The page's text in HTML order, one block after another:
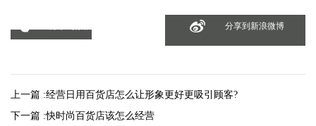
分享到新浪微博
上一篇 :经营日用百货店怎么让形象更好更吸引顾客?
下一篇 :快时尚百货店该怎么经营